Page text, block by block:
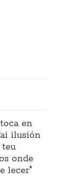
en
ilusión
onde
lecer"